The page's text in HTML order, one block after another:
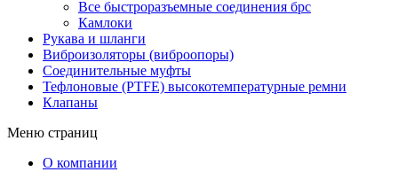
Все быстроразъемные соединения брс
Камлоки
Рукава и шланги
Виброизоляторы (виброопоры)
Соединительные муфты
Тефлоновые (PTFE) высокотемпературные ремни
Клапаны
Меню страниц
О компании